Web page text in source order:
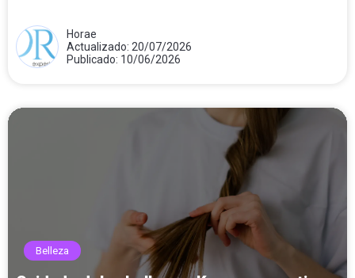
Horae
Actualizado: 20/07/2026
Publicado: 10/06/2026
Belleza